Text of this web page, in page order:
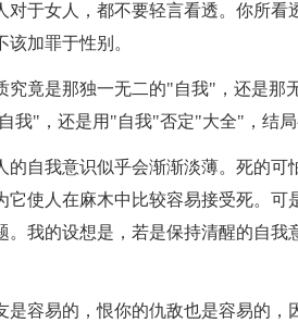
对于女人，都不要轻言看透。你所
加罪于性别。
究竟是那独一无二的"自我"，还是那
我"，还是用"自我"否定"大全"，结局
的自我意识似乎会渐渐淡薄。死的
它使人在麻木中比较容易接受死。可
。我的设想是，若是保持清醒的自我
是容易的，恨你的仇敌也是容易的